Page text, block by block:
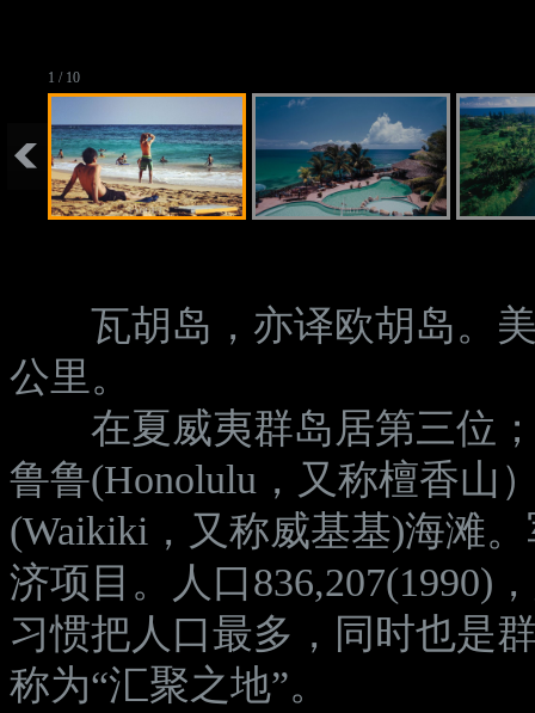
1 / 10
瓦胡岛，亦译欧胡岛。美
公里。
在夏威夷群岛居第三位；
鲁鲁(Honolulu，又称檀香山
(Waikiki，又称威基基)海滩
济项目。人口836,207(1990)
习惯把人口最多，同时也是
称为“汇聚之地”。